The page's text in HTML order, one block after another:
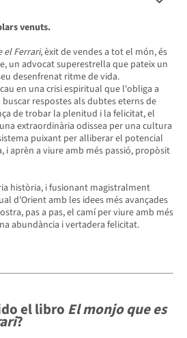
venuts.
el Ferrari, èxit de vendes a tot el món, és
un advocat superestrella que pateix un
desenfrenat ritme de vida.
en una crisi espiritual que l'obliga a
respostes als dubtes eterns de
de trobar la plenitud i la felicitat, el
extraordinària odissea per una cultura
puixant per alliberar el potencial
i aprèn a viure amb més passió, propòsit
història, i fusionant magistralment
d'Orient amb les idees més avançades
pas a pas, el camí per viure amb més
abundància i vertadera felicitat.
el libroEl monjo que es
?